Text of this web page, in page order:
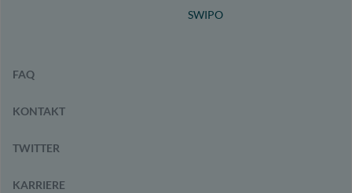
SWIPO
FAQ
KONTAKT
TWITTER
KARRIERE